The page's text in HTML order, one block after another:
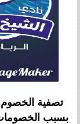
تصفية
بسبب